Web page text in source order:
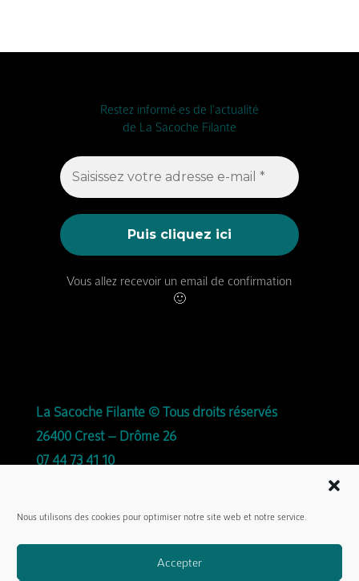
Nous utilisons des cookies pour optimiser notre site web et notre service.
Accepter
Restez informé·es de l'actualité
de La Sacoche Filante
Vous allez recevoir un email de confirmation
🙂
La Sacoche Filante © Tous droits réservés
26400 Crest – Drôme 26
07 44 73 41 10
Avec la complicité deAgence Midi Moins le
Samuel Bonnefoi